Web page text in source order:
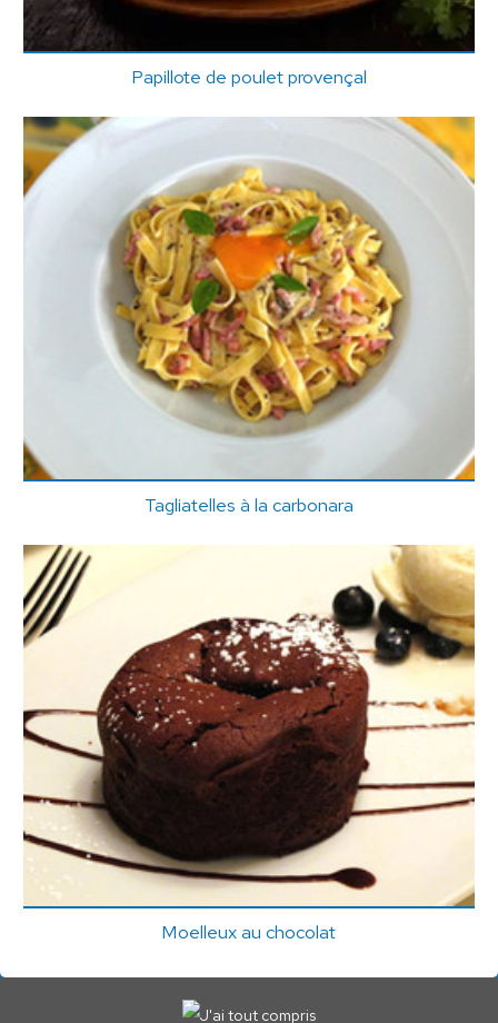
Papillote de poulet provençal
Tagliatelles à la carbonara
Moelleux au chocolat